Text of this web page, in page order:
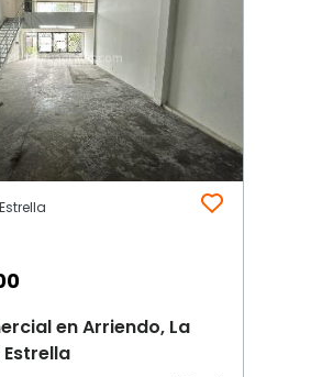
en Arriendo, La
Estrella